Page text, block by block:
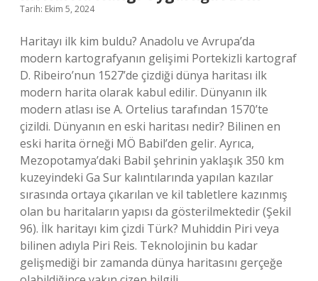
Tarih: Ekim 5, 2024
Haritayı ilk kim buldu? Anadolu ve Avrupa’da
modern kartografyanın gelişimi Portekizli kartograf
D. Ribeiro’nun 1527’de çizdiği dünya haritası ilk
modern harita olarak kabul edilir. Dünyanın ilk
modern atlası ise A. Ortelius tarafından 1570’te
çizildi. Dünyanın en eski haritası nedir? Bilinen en
eski harita örneği MÖ Babil’den gelir. Ayrıca,
Mezopotamya’daki Babil şehrinin yaklaşık 350 km
kuzeyindeki Ga Sur kalıntılarında yapılan kazılar
sırasında ortaya çıkarılan ve kil tabletlere kazınmış
olan bu haritaların yapısı da gösterilmektedir (Şekil
96). İlk haritayı kim çizdi Türk? Muhiddin Piri veya
bilinen adıyla Piri Reis. Teknolojinin bu kadar
gelişmediği bir zamanda dünya haritasını gerçeğe